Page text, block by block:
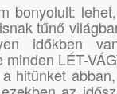
bonyolult:
tűnő
időkben
minden LÉT-
a hitünket